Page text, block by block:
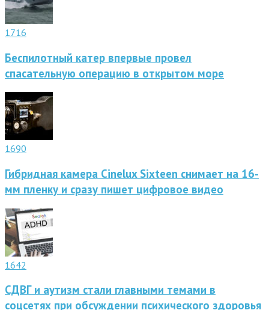
1716
Беспилотный катер впервые провел
спасательную операцию в открытом море
1690
Гибридная камера Cinelux Sixteen снимает на 16-
мм пленку и сразу пишет цифровое видео
1642
СДВГ и аутизм стали главными темами в
соцсетях при обсуждении психического здоровья